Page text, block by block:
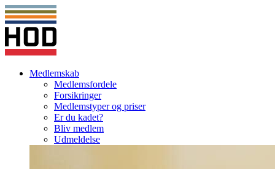
Medlemskab
Medlemsfordele
Forsikringer
Medlemstyper og priser
Er du kadet?
Bliv medlem
Udmeldelse